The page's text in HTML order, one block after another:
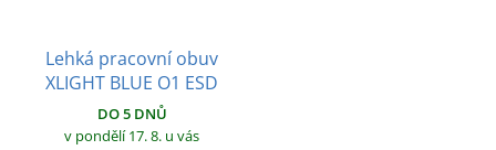
Lehká pracovní obuv
XLIGHT BLUE O1 ESD
DO 5 DNŮ
v pondělí 17. 8. u vás